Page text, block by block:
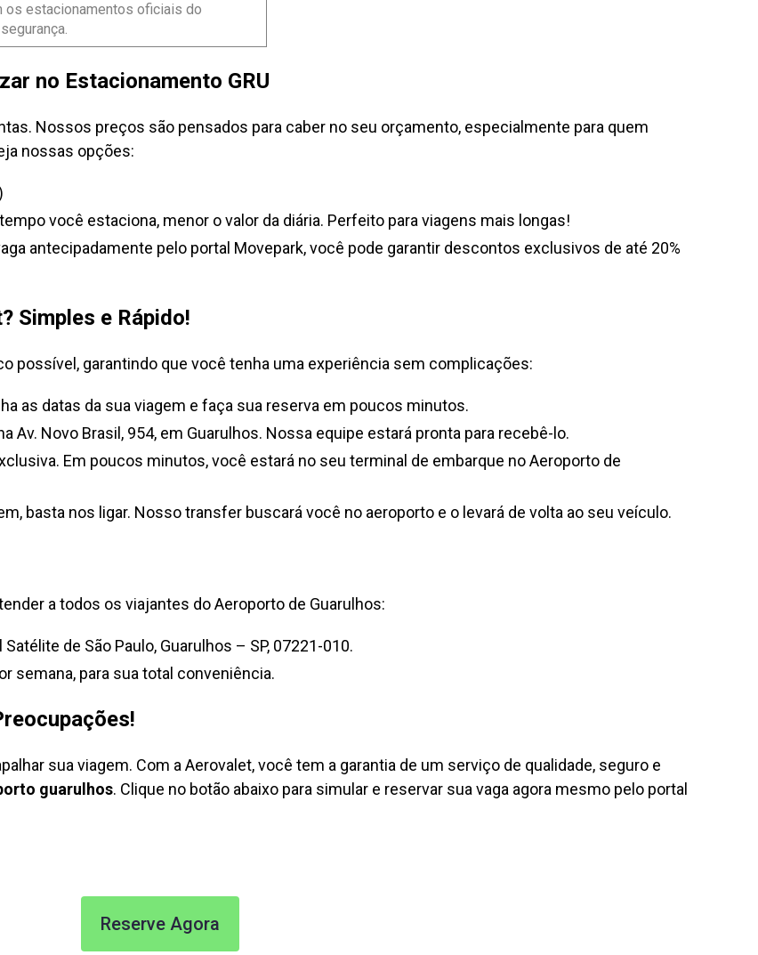
os estacionamentos oficiais do
no Estacionamento GRU
Nossos preços são pensados para caber no seu orçamento, especialmente para quem
nossas opções:
você estaciona, menor o valor da diária. Perfeito para viagens mais longas!
antecipadamente pelo portal Movepark, você pode garantir descontos exclusivos de até 20%
Simples e Rápido!
possível, garantindo que você tenha uma experiência sem complicações:
as datas da sua viagem e faça sua reserva em poucos minutos.
Av. Novo Brasil, 954, em Guarulhos. Nossa equipe estará pronta para recebê-lo.
Em poucos minutos, você estará no seu terminal de embarque no Aeroporto de
basta nos ligar. Nosso transfer buscará você no aeroporto e o levará de volta ao seu veículo.
a todos os viajantes do Aeroporto de Guarulhos:
de São Paulo, Guarulhos – SP, 07221-010.
semana, para sua total conveniência.
sua viagem. Com a Aerovalet, você tem a garantia de um serviço de qualidade, seguro e
guarulhos. Clique no botão abaixo para simular e reservar sua vaga agora mesmo pelo portal
Reserve Agora